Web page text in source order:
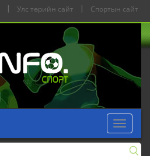
Улс төрийн сайт Спортын сайт
Toggle